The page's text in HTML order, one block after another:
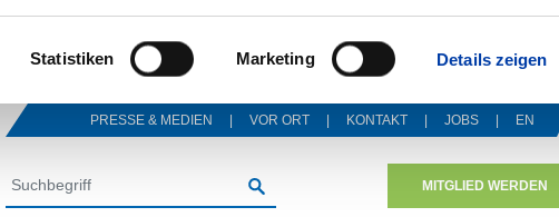
Statistiken Marketing Details zeigen
PRESSE & MEDIEN VOR ORT KONTAKT JOBS EN
SUCHEN
MITGLIED WERDEN